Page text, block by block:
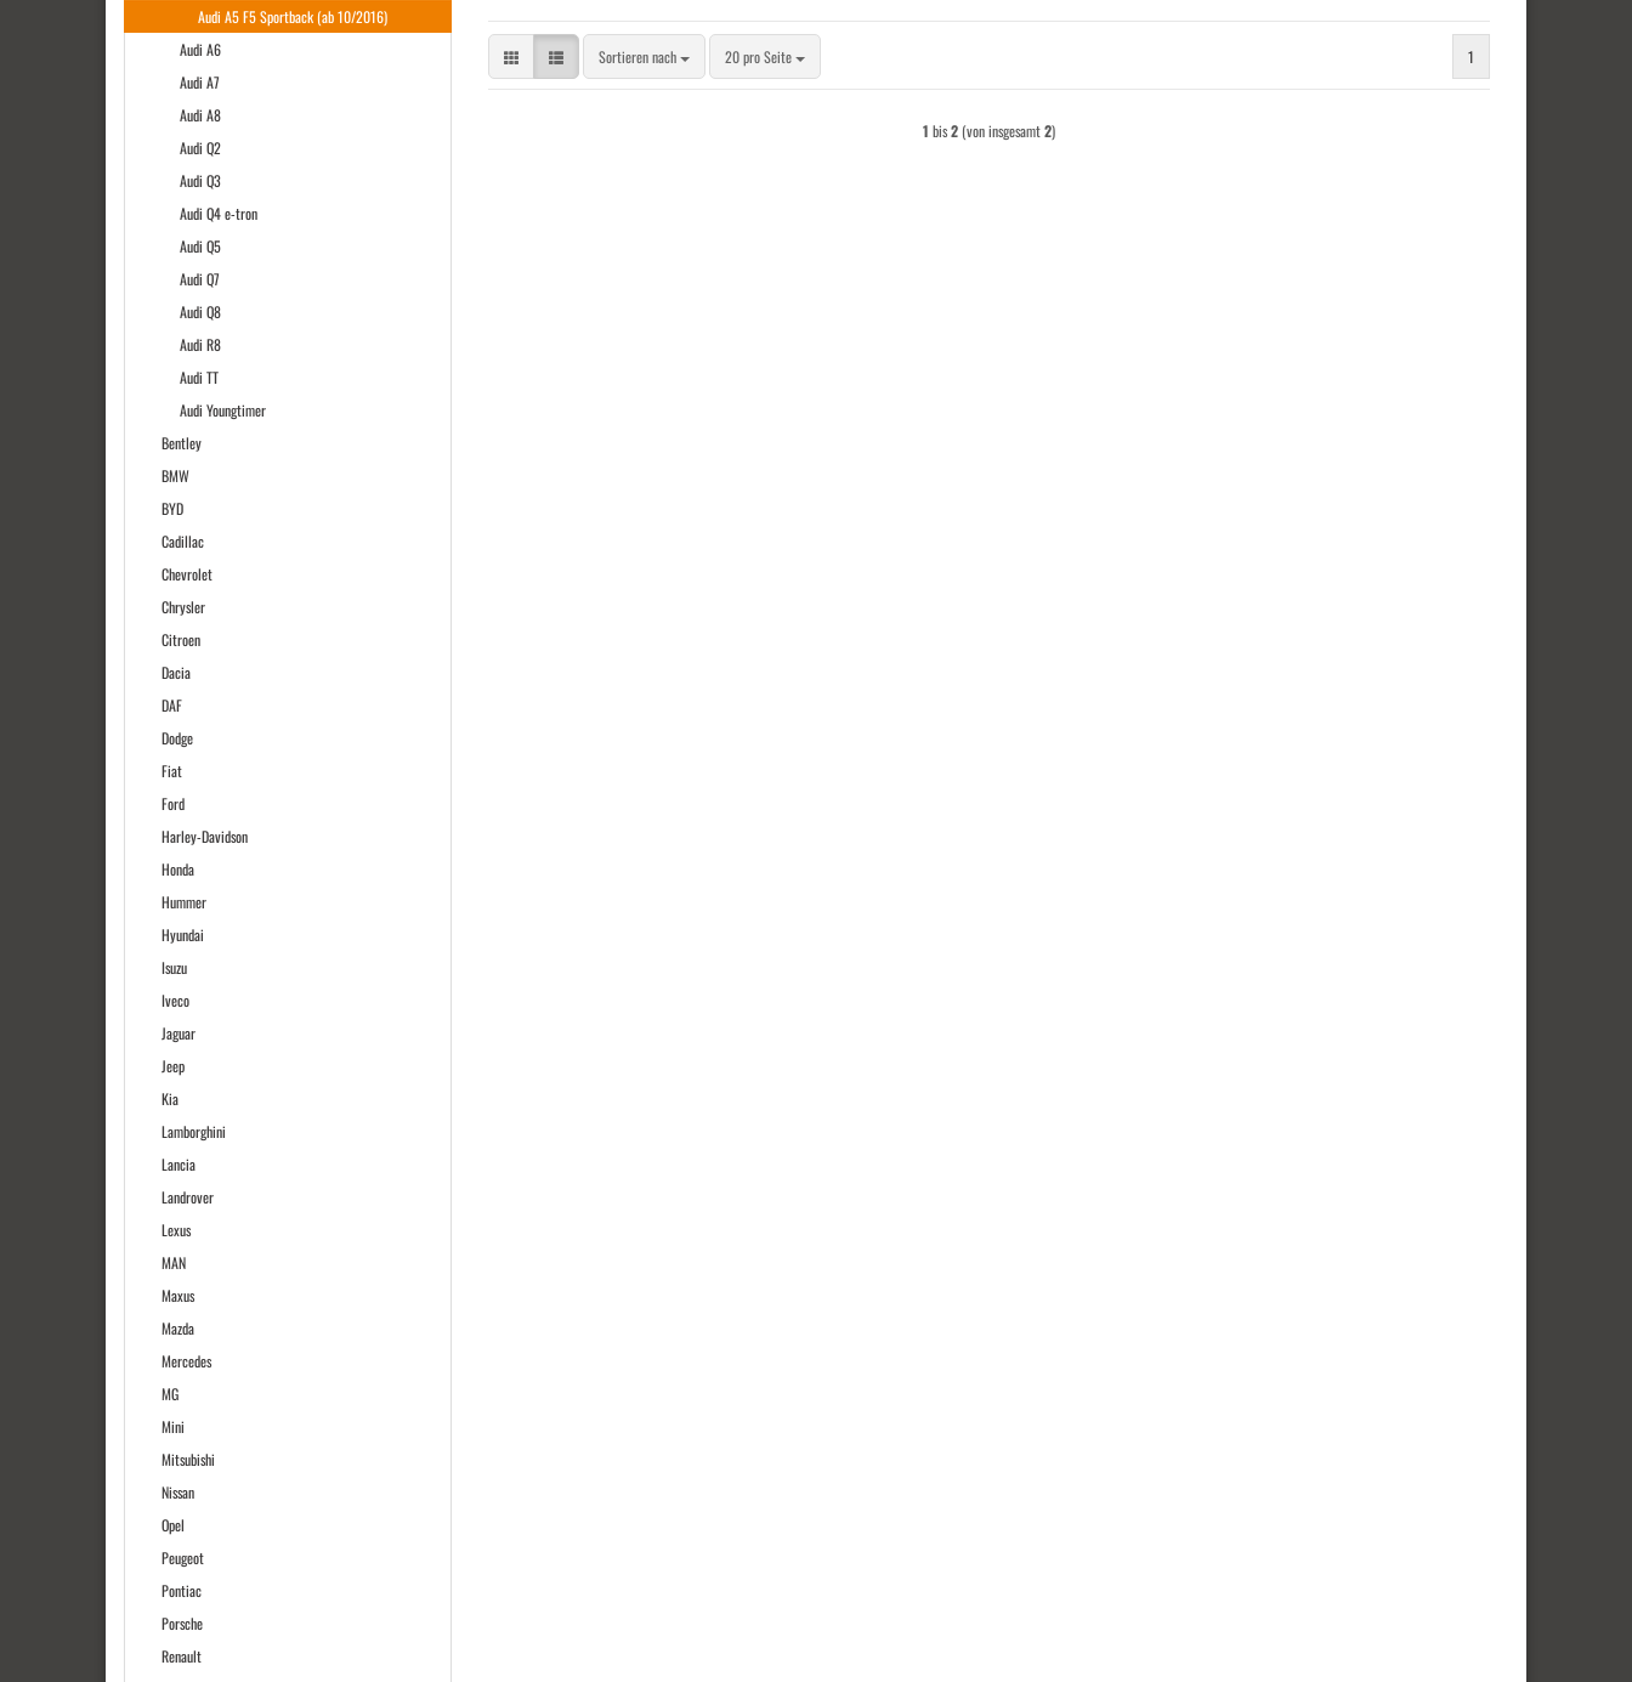
Sortieren nach
Sortieren nach 20 pro Seite
pro Seite 1
1 bis2 (von insgesamt2)
Audi A5 F5 Sportback (ab 10/2016)
Audi A6
Audi A7
Audi A8
Audi Q2
Audi Q3
Audi Q4 e-tron
Audi Q5
Audi Q7
Audi Q8
Audi R8
Audi TT
Audi Youngtimer
Bentley
BMW
BYD
Cadillac
Chevrolet
Chrysler
Citroen
Dacia
DAF
Dodge
Fiat
Ford
Harley-Davidson
Honda
Hummer
Hyundai
Isuzu
Iveco
Jaguar
Jeep
Kia
Lamborghini
Lancia
Landrover
Lexus
MAN
Maxus
Mazda
Mercedes
MG
Mini
Mitsubishi
Nissan
Opel
Peugeot
Pontiac
Porsche
Renault